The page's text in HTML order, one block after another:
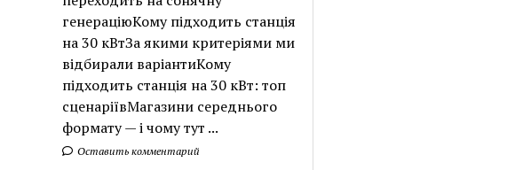
генераціюКому підходить станція
на 30 кВтЗа якими критеріями ми
відбирали варіантиКому
підходить станція на 30 кВт: топ
сценаріївМагазини середнього
формату — і чому тут ...
Оставить комментарий